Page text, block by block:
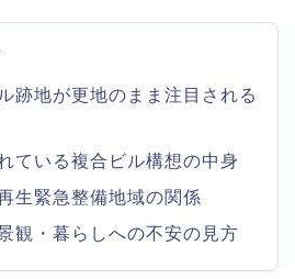
跡地が更地のまま注目される
ている複合ビル構想の中身
生緊急整備地域の関係
観・暮らしへの不安の見方